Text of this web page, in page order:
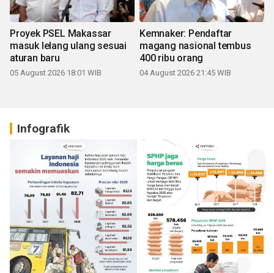
Proyek PSEL Makassar
masuk lelang ulang sesuai
aturan baru
05 August 2026 18:01 WIB
Kemnaker: Pendaftar
magang nasional tembus
400 ribu orang
04 August 2026 21:45 WIB
Infografik